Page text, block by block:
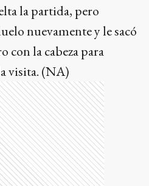
la partida, pero
nuevamente y le sacó
con la cabeza para
visita. (NA)